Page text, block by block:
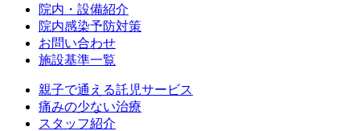
院内・設備紹介
院内感染予防対策
お問い合わせ
施設基準一覧
親子で通える託児サービス
痛みの少ない治療
スタッフ紹介